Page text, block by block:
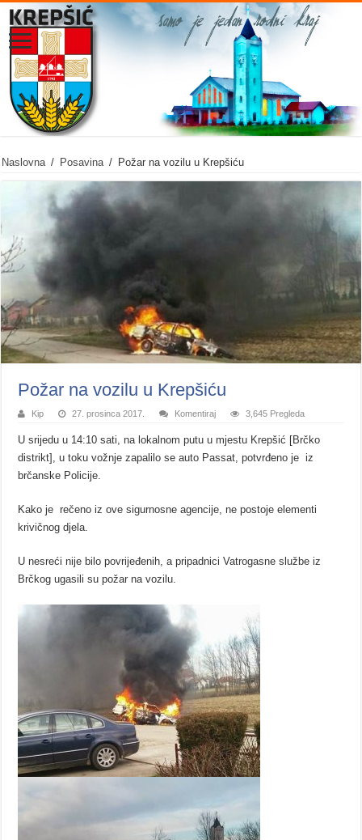
Naslovna / Posavina / Požar na vozilu u Krepšiću
Požar na vozilu u Krepšiću
Kip 27. prosinca 2017. Komentiraj 3,645 Pregleda
U srijedu u 14:10 sati, na lokalnom putu u mjestu Krepšić [Brčko
distrikt], u toku vožnje zapalilo se auto Passat, potvrđeno je iz
brčanske Policije.
Kako je rečeno iz ove sigurnosne agencije, ne postoje elementi
krivičnog djela.
U nesreći nije bilo povrijeđenih, a pripadnici Vatrogasne službe iz
Brčkog ugasili su požar na vozilu.